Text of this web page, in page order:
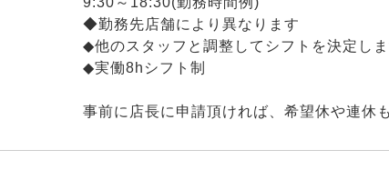
◆勤務先店舗により異なります
◆他のスタッフと調整してシフトを決定しま
◆実働8hシフト制
事前に店長に申請頂ければ、希望休や連休